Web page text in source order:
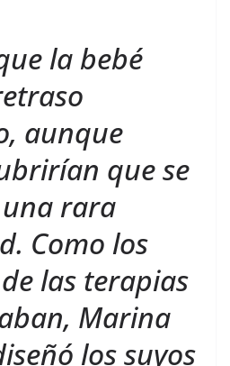
st dI
n
la bebé
aunque
que se
rara
Como los
las terapias
Marina
los suyos